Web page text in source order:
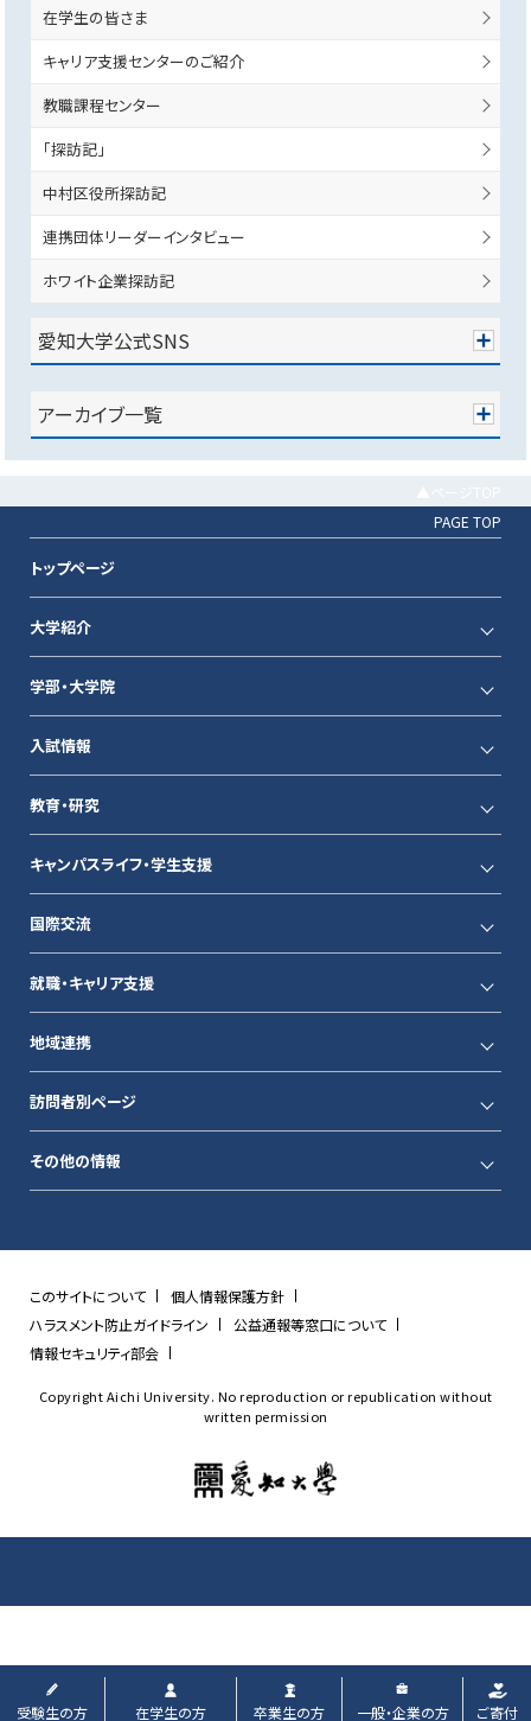
受験生の方 在学生の方 卒業生の方 一般・企業の方 ご寄付
在学生の皆さま
キャリア支援センターのご紹介
教職課程センター
「探訪記」
中村区役所探訪記
連携団体リーダーインタビュー
ホワイト企業探訪記
愛知大学公式SNS
アーカイブ一覧
PAGE TOP
トップページ
大学紹介
学部・大学院
入試情報
教育・研究
キャンパスライフ・学生支援
国際交流
就職・キャリア支援
地域連携
訪問者別ページ
その他の情報
このサイトについて
個人情報保護方針
ハラスメント防止ガイドライン
公益通報等窓口について
情報セキュリティ部会
Copyright Aichi University. No reproduction or republication without
written permission